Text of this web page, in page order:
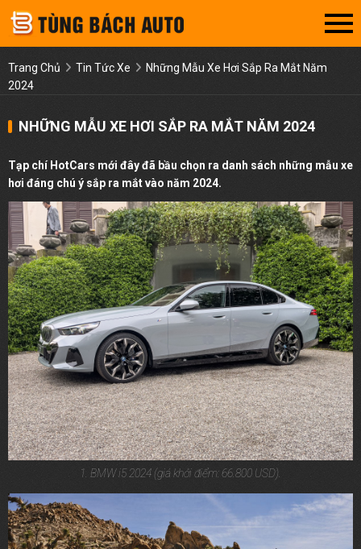
Trang Chủ Tin Tức Xe
Những Mẫu Xe Hơi Sắp Ra Mắt Năm
2024
NHỮNG MẪU XE HƠI SẮP RA MẮT NĂM 2024
Tạp chí HotCars mới đây đã bầu chọn ra danh sách những mẫu xe
hơi đáng chú ý sắp ra mắt vào năm 2024.
1. BMW i5 2024 (giá khởi điểm: 66.800 USD).